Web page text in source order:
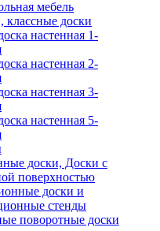
мебель
доски
настенная 1-
настенная 2-
настенная 3-
настенная 5-
доски, Доски с
поверхностью
доски и
стенды
поворотные доски